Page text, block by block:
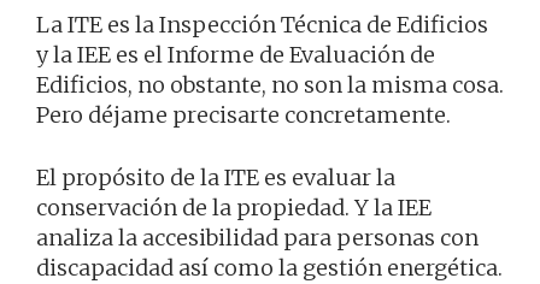
La ITE es la Inspección Técnica de Edificios
y la IEE es el Informe de Evaluación de
Edificios, no obstante, no son la misma cosa.
Pero déjame precisarte concretamente.
El propósito de la ITE es evaluar la
conservación de la propiedad. Y la IEE
analiza la accesibilidad para personas con
discapacidad así como la gestión energética.